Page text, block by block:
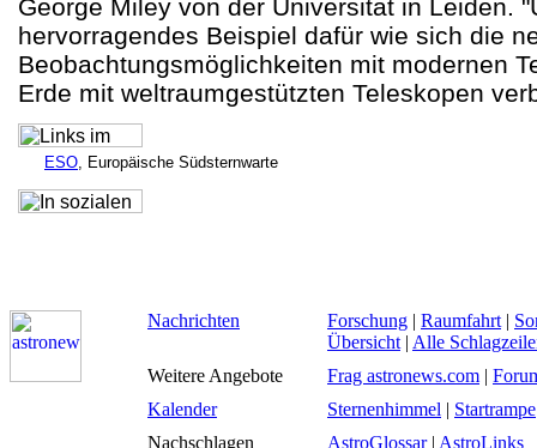
George Miley von der Universität in Leiden.
hervorragendes Beispiel dafür wie sich die
Beobachtungsmöglichkeiten mit modernen
Erde mit weltraumgestützten Teleskopen
ESO, Europäische Südsternwarte
Nachrichten Forschung | Raumfahrt |
Übersicht | Alle
Weitere Angebote
Frag astronews.com |
Kalender
Sternenhimmel | Startrampe
Nachschlagen
AstroGlossar| AstroLinks